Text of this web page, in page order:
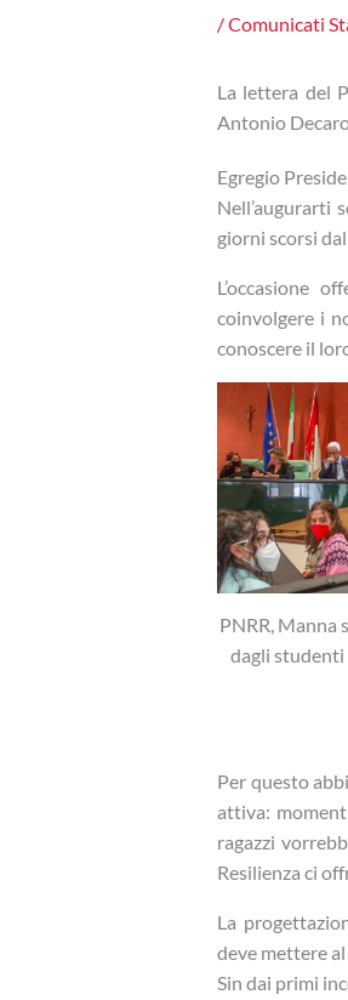
/Comunicati
La lettera del
Antonio
Egregio
Nell’augurarti
giorni scorsi
L’occasione
coinvolgere i
conoscere il
PNRR, Manna
dagli studenti
Per questo
attiva:
ragazzi
Resilienza ci
La
deve mettere
Sin dai primi